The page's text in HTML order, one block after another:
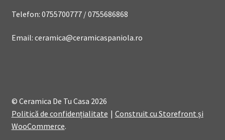
Telefon: 0755700777 / 0755686868
Email: ceramica@ceramicaspaniola.ro
© Ceramica De Tu Casa 2026
Politică de confidențialitate
Construit cu Storefront și
WooCommerce.